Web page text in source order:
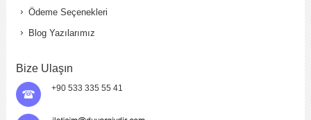
Ödeme Seçenekleri
Blog Yazılarımız
Bize Ulaşın
+90 533 335 55 41